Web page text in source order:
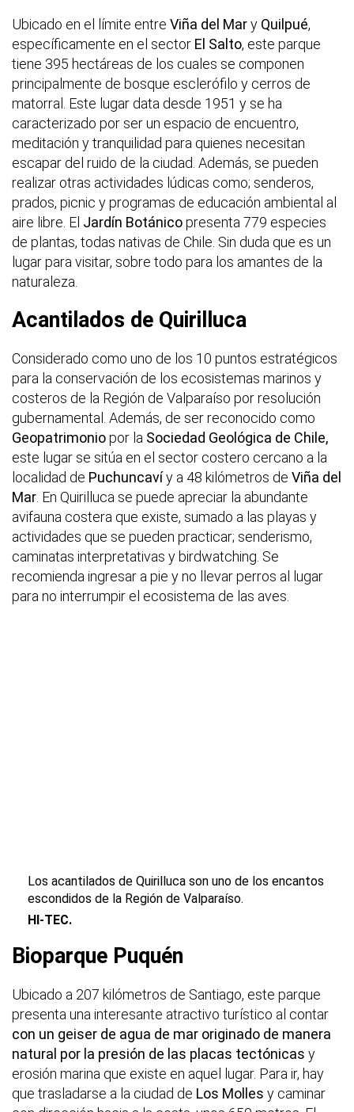
Ubicado en el límite entre Viña del Mary Quilpué,
específicamente en el sector El Salto, este parque
tiene 395 hectáreas de los cuales se componen
principalmente de bosque esclerófilo y cerros de
matorral. Este lugar data desde 1951 y se ha
caracterizado por ser un espacio de encuentro,
meditación y tranquilidad para quienes necesitan
escapar del ruido de la ciudad. Además, se pueden
realizar otras actividades lúdicas como; senderos,
prados, picnic y programas de educación ambiental al
aire libre. El Jardín Botánicopresenta 779 especies
de plantas, todas nativas de Chile. Sin duda que es un
lugar para visitar, sobre todo para los amantes de la
naturaleza.
Acantilados de Quirilluca
Considerado como uno de los 10 puntos estratégicos
para la conservación de los ecosistemas marinos y
costeros de la Región de Valparaíso por resolución
gubernamental. Además, de ser reconocido como
Geopatrimoniopor la Sociedad Geológica de Chile,
este lugar se sitúa en el sector costero cercano a la
localidad de Puchuncavíy a 48 kilómetros de Viña del
Mar. En Quirilluca se puede apreciar la abundante
avifauna costera que existe, sumado a las playas y
actividades que se pueden practicar; senderismo,
caminatas interpretativas y birdwatching. Se
recomienda ingresar a pie y no llevar perros al lugar
para no interrumpir el ecosistema de las aves.
Los acantilados de Quirilluca son uno de los encantos
escondidos de la Región de Valparaíso.
HI-TEC.
Bioparque Puquén
Ubicado a 207 kilómetros de Santiago, este parque
presenta una interesante atractivo turístico al contar
con un geiser de agua de mar originado de manera
natural por la presión de las placas tectónicas y
erosión marina que existe en aquel lugar. Para ir, hay
que trasladarse a la ciudad de Los Molles y caminar